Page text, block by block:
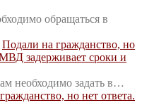
обращаться в
Подали на гражданство, но
задерживает сроки и
необходимо задать в…
но нет ответа.